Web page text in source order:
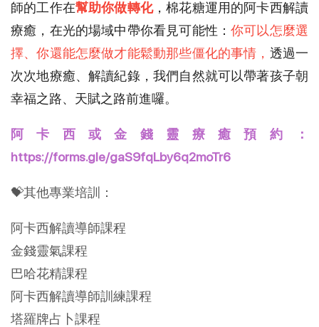
師的工作在幫助你做轉化，棉花糖運用的阿卡西解讀
療癒，在光的場域中帶你看見可能性：你可以怎麼選
擇、你還能怎麼做才能鬆動那些僵化的事情， 透過一
次次地療癒、解讀紀錄，我們自然就可以帶著孩子朝
幸福之路、天賦之路前進囉。
阿卡西或金錢靈療癒預約：
https://forms.gle/gaS9fqLby6q2moTr6
💝其他專業培訓：
阿卡西解讀導師課程
金錢靈氣課程
巴哈花精課程
阿卡西解讀導師訓練課程
塔羅牌占卜課程